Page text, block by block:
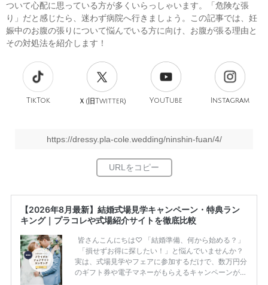
ついて心配に思っている方が多くいらっしゃいます。「危険な張
り」だと感じたら、迷わず病院へ行きましょう。この記事では、妊
娠中のお腹の張りについて悩んでいる方に向け、お腹が張る理由と
その対処法を紹介します！
TikTok Ｘ(旧Twitter) YouTube Instagram
https://dressy.pla-cole.wedding/ninshin-fuan/4/
【2026年8月最新】結婚式場見学キャンペーン・特典ラン
キング｜プラコレや式場紹介サイトを徹底比較
皆さんこんにちは♡ 「結婚準備、何から始める？」
「損せずお得に探したい！」と悩んでいませんか？
実は、式場見学やフェアに参加するだけで、数万円分
のギフト券や電子マネーがもらえるキャンペーンがあ